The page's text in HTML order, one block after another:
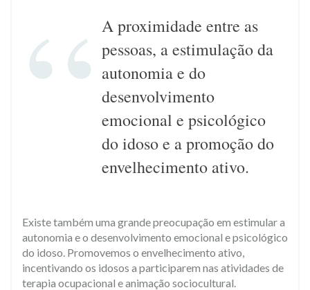
A proximidade entre as
pessoas, a estimulação da
autonomia e do
desenvolvimento
emocional e psicológico
do idoso e a promoção do
envelhecimento ativo.
Existe também uma grande preocupação em estimular a
autonomia e o desenvolvimento emocional e psicológico
do idoso. Promovemos o envelhecimento ativo,
incentivando os idosos a participarem nas atividades de
terapia ocupacional e animação sociocultural.